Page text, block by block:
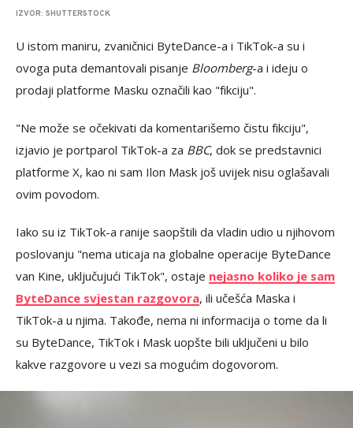
IZVOR: SHUTTERSTOCK
U istom maniru, zvaničnici ByteDance-a i TikTok-a su i
ovoga puta demantovali pisanje Bloomberg-a i ideju o
prodaji platforme Masku označili kao "fikciju".
"Ne može se očekivati da komentarišemo čistu fikciju",
izjavio je portparol TikTok-a za BBC, dok se predstavnici
platforme X, kao ni sam Ilon Mask još uvijek nisu oglašavali
ovim povodom.
Iako su iz TikTok-a ranije saopštili da vladin udio u njihovom
poslovanju "nema uticaja na globalne operacije ByteDance
van Kine, uključujući TikTok", ostaje nejasno koliko je sam
ByteDance svjestan razgovora, ili učešća Maska i
TikTok-a u njima. Takođe, nema ni informacija o tome da li
su ByteDance, TikTok i Mask uopšte bili uključeni u bilo
kakve razgovore u vezi sa mogućim dogovorom.